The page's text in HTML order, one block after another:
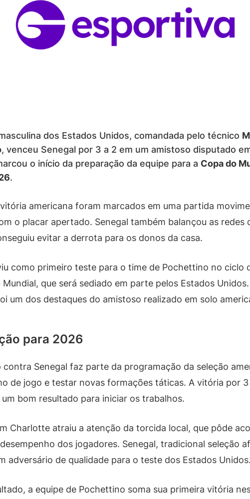
dos Estados Unidos, comandada pelo técnico
, venceu Senegal por 3 a 2 em um amistoso disputado
o início da preparação da equipe para a Copa do
.
americana foram marcados em uma partida
o placar apertado. Senegal também balançou as redes
evitar a derrota para os donos da casa.
como primeiro teste para o time de Pochettino no ciclo
que será sediado em parte pelos Estados
um dos destaques do amistoso realizado em solo
para 2026
contra Senegal faz parte da programação da seleção
de jogo e testar novas formações táticas. A vitória por
bom resultado para iniciar os trabalhos.
Charlotte atraiu a atenção da torcida local, que pôde
dos jogadores. Senegal, tradicional seleção
adversário de qualidade para o teste dos Estados Unidos.
a equipe de Pochettino soma sua primeira vitória